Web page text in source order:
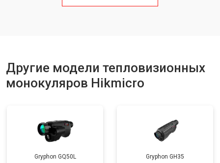
Другие модели тепловизионных
монокуляров Hikmicro
Gryphon GQ50L Gryphon GH35